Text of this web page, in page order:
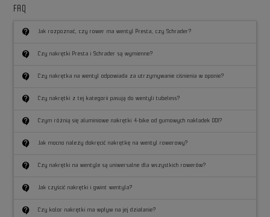
FAQ
contact_support Jak rozpoznać, czy rower ma wentyl Presta, czy Schrader?
contact_support Czy nakrętki Presta i Schrader są wymienne?
contact_support Czy nakrętka na wentyl odpowiada za utrzymywanie ciśnienia w oponie?
contact_support Czy nakrętki z tej kategorii pasują do wentyli tubeless?
contact_support Czym różnią się aluminiowe nakrętki 4-bike od gumowych nakładek ODI?
contact_support Jak mocno należy dokręcić nakrętkę na wentyl rowerowy?
contact_support Czy nakrętki na wentyle są uniwersalne dla wszystkich rowerów?
contact_support Jak czyścić nakrętki i gwint wentyla?
contact_support Czy kolor nakrętki ma wpływ na jej działanie?